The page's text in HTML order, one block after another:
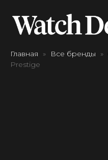
Главная Все бренды
Prestige